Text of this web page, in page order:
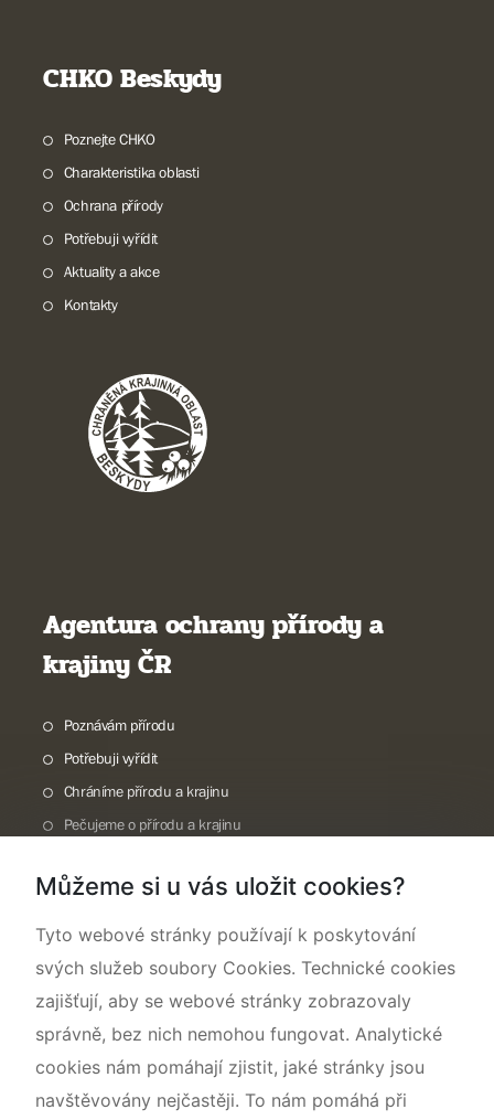
CHKO Beskydy
Poznejte CHKO
Charakteristika oblasti
Ochrana přírody
Potřebuji vyřídit
Aktuality a akce
Kontakty
Agentura ochrany přírody a
krajiny ČR
Poznávám přírodu
Potřebuji vyřídit
Chráníme přírodu a krajinu
Pečujeme o přírodu a krajinu
O nás
Můžeme si u vás uložit cookies?
Tyto webové stránky používají k poskytování
svých služeb soubory Cookies. Technické cookies
zajišťují, aby se webové stránky zobrazovaly
správně, bez nich nemohou fungovat. Analytické
cookies nám pomáhají zjistit, jaké stránky jsou
navštěvovány nejčastěji. To nám pomáhá při